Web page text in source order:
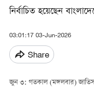
নির্বাচিত হয়েছেন
03:01:17 03-Jun-2026
Share
জুন ৩: গতকাল (মঙ্গলবার)